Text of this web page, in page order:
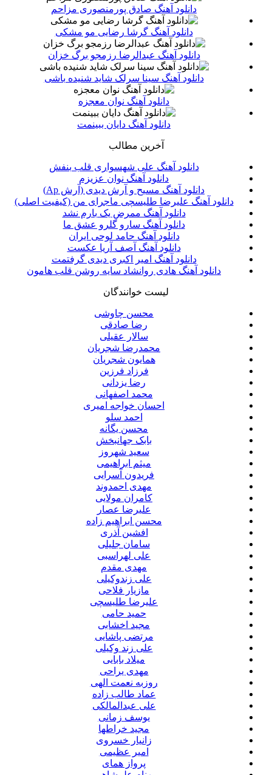
دانلود آهنگ صادق پورمنصوری مزاحم
دانلود آهنگ گرشا رضایی مو مشکی
دانلود آهنگ عبدالرضا رزمجو برگ خزان
دانلود آهنگ سینا سرلک شاید شنیده باشی
دانلود آهنگ نوان معجزه
دانلود آهنگ دایان ببینمت
آخرین مطالب
دانلود آهنگ ‌علی شهسواری قلب بنفش
دانلود آهنگ نوان عزیزم
دانلود آهنگ مسیح و آرش دیدی (آرش Ap)
دانلود آهنگ علیرضا طلیسچی ماجرای من (کیفیت اصلی)
دانلود آهنگ ممرض یک بارم نشد
دانلود آهنگ سارو گلرو عشق ما
دانلود آهنگ حامد لوحی ایران
دانلود آهنگ آصف آریا عکست
دانلود آهنگ امیر اکبری دیدی گرفتمت
دانلود آهنگ هادی روانشاد سایه روشن قلب هامون
لیست خوانندگان
محسن چاوشی
رضا صادقی
سالار عقیلی
محمدرضا شجریان
همایون شجریان
فرزاد فرزین
رضا یزدانی
محمد اصفهانی
احسان خواجه امیری
احمد سلو
محسن یگانه
بابک جهانبخش
سعید شهروز
میثم ابراهیمی
فریدون آسرایی
مهدی احمدوند
کامران مولایی
علیرضا عصار
محسن ابراهیم زاده
افشین آذری
سامان جلیلی
علی لهراسبی
مهدی مقدم
علی زندوکیلی
مازیار فلاحی
علیرضا طلیسچی
حمید حامی
مجید اخشابی
مرتضی پاشایی
علی زند وکیلی
میلاد بابایی
مهدی یراحی
روزبه نعمت الهی
عماد طالب زاده
علی عبدالمالکی
یوسف زمانی
مجید خراطها
زانیار خسروی
امیر عظیمی
پرواز همای